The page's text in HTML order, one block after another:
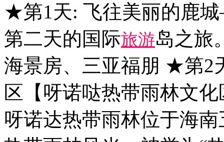
★第1天: 飞往美丽的鹿
第二天的国际旅游岛之旅
海景房、三亚福朋 ★第2
区【呀诺哒热带雨林文
呀诺达热带雨林位于海